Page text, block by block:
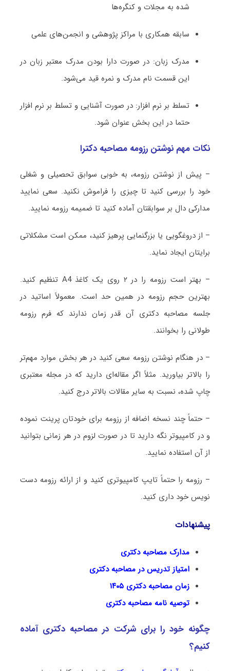
شده به مجلات و کنگره‌ها
سابقه همکاری با مراکز پژوهشی و انجمن‌های علمی
مدرک زبان: در صورت دارا بودن مدرک معتبر زبان در
این قسمت نام مدرک و نمره قید می‌شود.
تسلط بر نرم افزار: در صورت آشنایی و تسلط بر نرم افزار
حتما در این بخش عنوان شود.
نکات مهم نوشتن رزومه مصاحبه دکترا
– پیش از نوشتن رزومه، به خوبی سوابق تحصیلی و شغلی
خود را بررسی کنید تا چیزی را فراموش نکنید. سعی نمایید
مدارکی دال بر سوابقتان آماده کنید تا ضمیمه رزومه نمایید.
– از دروغگویی یا بزرگنمایی پرهیز کنید، ممکن است مشکلاتی
برایتان ایجاد نماید.
– بهتر است رزومه را در ۲ روی یک کاغذ A4 تنظیم کنید.
بهترین حجم رزومه در همین حد است. معمولاً اساتید در
جلسه مصاحبه دکتری آن قدر زمان ندارند که فرم رزومه
طولانی را بخوانند.
– در هنگام نوشتن رزومه سعی کنید در هر بخش موارد مهم‌تر
را بالاتر بیاورید. مثلاً اگر مقاله‌ای دارید که در مجله معتبری
چاپ شده، نسبت به سایر مقالات بالاتر درج کنید.
– حتماً چند نسخه اضافه از رزومه برای خودتان پرینت نموده
و در کامپیوتر نگه دارید تا در صورت لزوم در هر زمانی بتوانید
از آن استفاده نمایید.
– رزومه را حتماً تایپ کامپیوتری کنید و از ارائه رزومه دست
نویس خود داری کنید.
پیشنهادات
مدارک مصاحبه دکتری
امتیاز تدریس در مصاحبه دکتری
زمان مصاحبه دکتری ۱۴۰۵
توصیه نامه مصاحبه دکتری
چگونه خود را برای شرکت در مصاحبه دکتری آماده
کنیم؟